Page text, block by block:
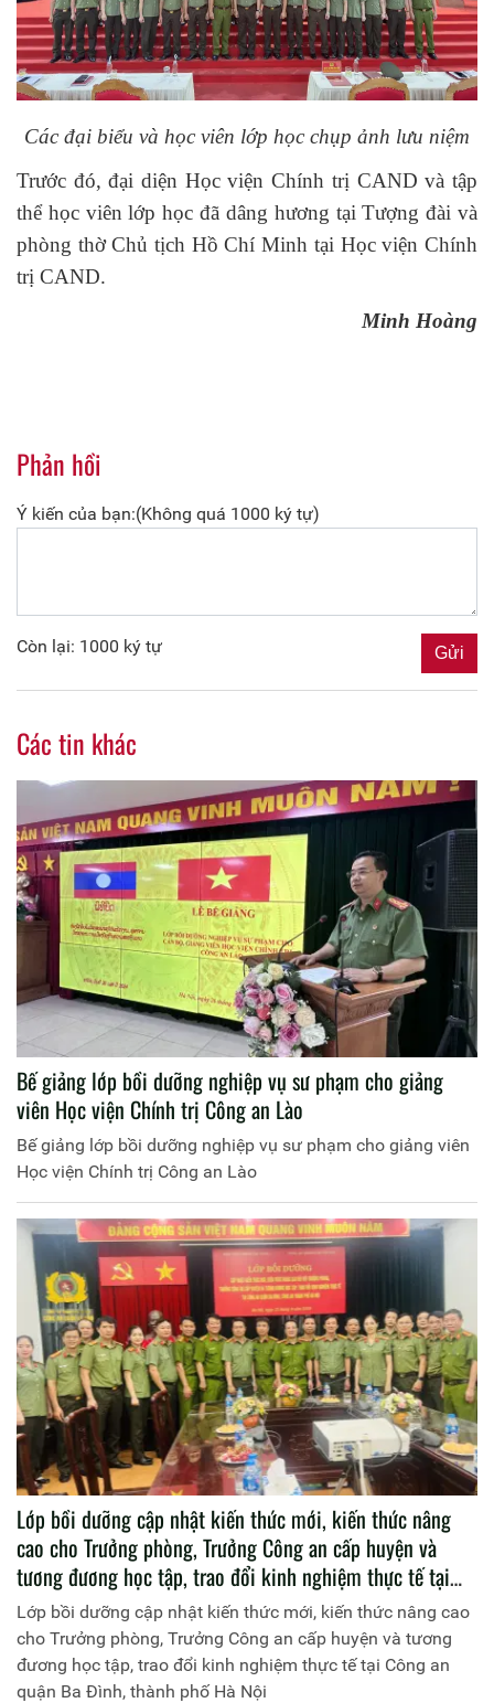
Các đại biểu và học viên lớp học chụp ảnh lưu niệm
Trước đó, đại diện Học viện Chính trị CAND và tập
thể học viên lớp học đã dâng hương tại Tượng đài và
phòng thờ Chủ tịch Hồ Chí Minh tại Học viện Chính
trị CAND.
Minh Hoàng
Phản hồi
Ý kiến của bạn:(Không quá 1000 ký tự)
Còn lại: 1000 ký tự
Các tin khác
Bế giảng lớp bồi dưỡng nghiệp vụ sư phạm cho giảng
viên Học viện Chính trị Công an Lào
Bế giảng lớp bồi dưỡng nghiệp vụ sư phạm cho giảng viên
Học viện Chính trị Công an Lào
Lớp bồi dưỡng cập nhật kiến thức mới, kiến thức nâng
cao cho Trưởng phòng, Trưởng Công an cấp huyện và
tương đương học tập, trao đổi kinh nghiệm thực tế tại
Công an quận Ba Đình, thành phố Hà Nội
Lớp bồi dưỡng cập nhật kiến thức mới, kiến thức nâng cao
cho Trưởng phòng, Trưởng Công an cấp huyện và tương
đương học tập, trao đổi kinh nghiệm thực tế tại Công an
quận Ba Đình, thành phố Hà Nội